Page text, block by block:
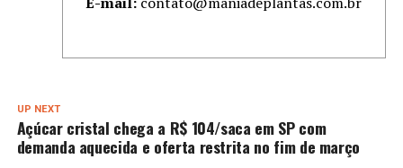
UP NEXT
Açúcar cristal chega a R$ 104/saca em SP com
demanda aquecida e oferta restrita no fim de março